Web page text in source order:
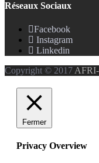
Réseaux Sociaux
Facebook
Instagram
Linkedin
Copyright © 2017
Fermer
Privacy Overview